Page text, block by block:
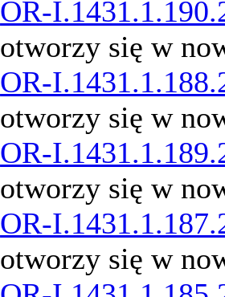
OR-
otworzy się w
OR-
otworzy się w
OR-
otworzy się w
OR-
otworzy się w